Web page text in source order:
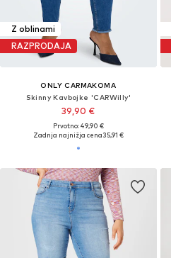
Z oblinami
RAZPRODAJA
ONLY CARMAKOMA
Skinny Kavbojke 'CARWilly'
39,90 €
Prvotno: 49,90 €
Zadnja najnižja cena35,91 €